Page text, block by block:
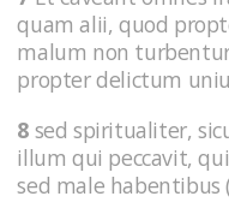
quam alii, quod
malum non
propter delictum
8 sed spiritualiter,
illum qui peccavit,
sed male habentibus